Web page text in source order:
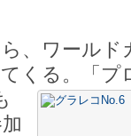
、ワールド
くる。「プ